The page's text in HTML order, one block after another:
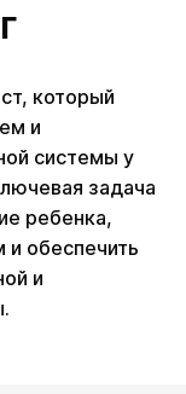
который
и
системы у
задача
ребенка,
обеспечить
и